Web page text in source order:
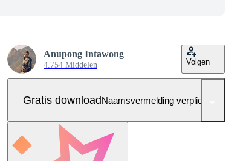
Anupong Intawong
4.754 Middelen Volgen
Gratis downloadNaamsvermelding verplicht